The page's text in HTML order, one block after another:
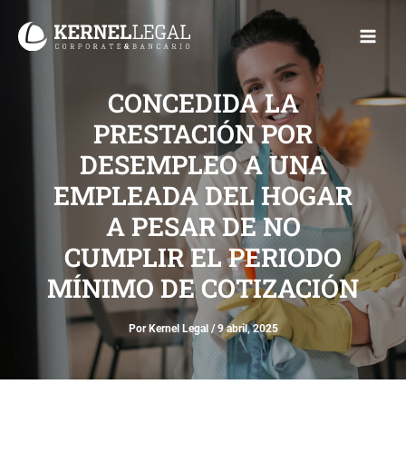
CONCEDIDA LA
PRESTACIÓN POR
DESEMPLEO A UNA
EMPLEADA DEL HOGAR
A PESAR DE NO
CUMPLIR EL PERIODO
MÍNIMO DE COTIZACIÓN
Por Kernel Legal /9 abril, 2025